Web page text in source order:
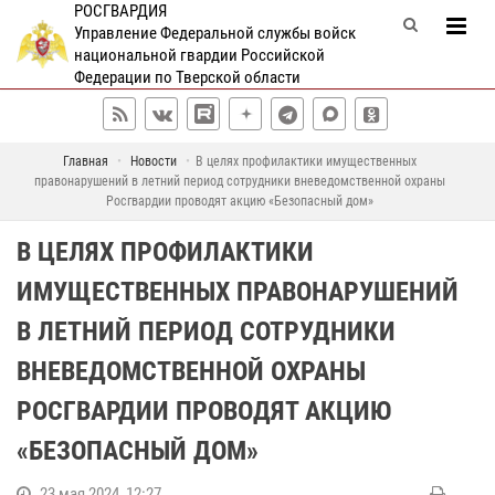
РОСГВАРДИЯ
Управление Федеральной службы войск
национальной гвардии Российской
Федерации по Тверской области
Главная Новости
В целях профилактики имущественных
правонарушений в летний период сотрудники вневедомственной охраны
Росгвардии проводят акцию «Безопасный дом»
В ЦЕЛЯХ ПРОФИЛАКТИКИ
ИМУЩЕСТВЕННЫХ ПРАВОНАРУШЕНИЙ
В ЛЕТНИЙ ПЕРИОД СОТРУДНИКИ
ВНЕВЕДОМСТВЕННОЙ ОХРАНЫ
РОСГВАРДИИ ПРОВОДЯТ АКЦИЮ
«БЕЗОПАСНЫЙ ДОМ»